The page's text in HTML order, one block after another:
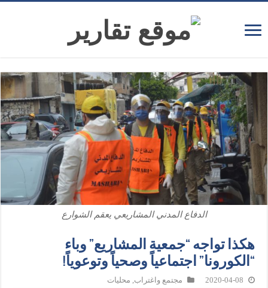
الدفاع المدني المشاريعي يعقم الشوارع
هكذا تواجه “جمعية المشاريع” وباء
“الكورونا” اجتماعياً وصحياً وتوعوياً!
2020-04-08 مجتمع واغتراب, محليات